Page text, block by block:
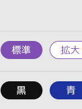
標
準
拡
大
背
背